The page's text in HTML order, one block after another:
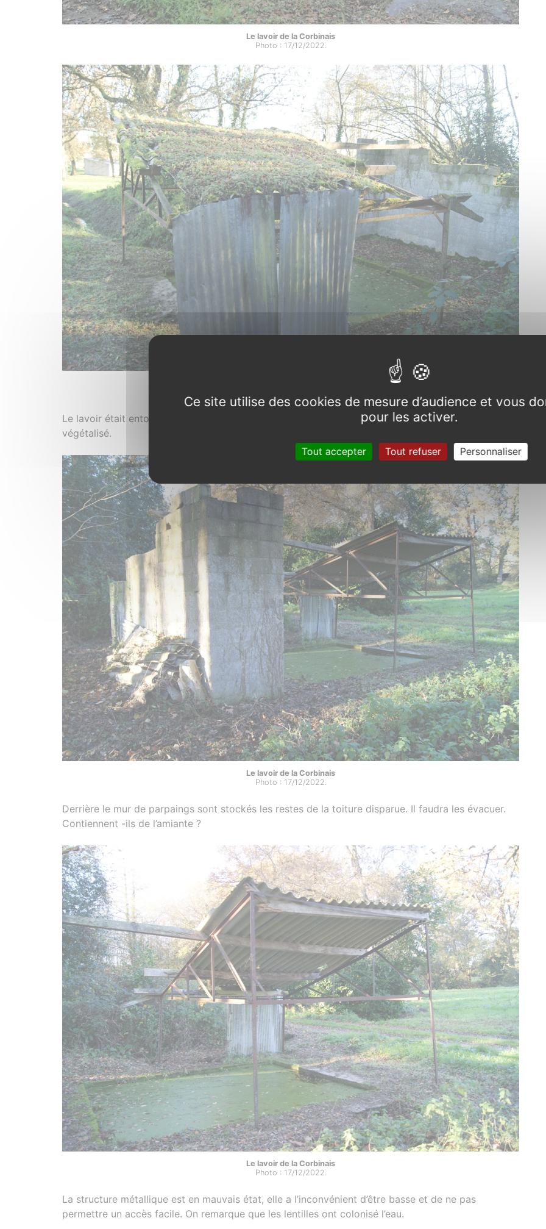
Le lavoir de la Corbinais
Photo : 17/12/2022.
Le lavoir était entouré de tôles pour protéger du vent. Le toit restant s’est naturellement
végétalisé.
Le lavoir de la Corbinais
Photo : 17/12/2022.
Derrière le mur de parpaings sont stockés les restes de la toiture disparue. Il faudra les évacuer.
Contiennent -ils de l’amiante ?
Le lavoir de la Corbinais
Photo : 17/12/2022.
La structure métallique est en mauvais état, elle a l’inconvénient d’être basse et de ne pas
permettre un accès facile. On remarque que les lentilles ont colonisé l’eau.
Ce site utilise des cookies de mesure d’audience et vous
pour les activer.
Tout accepter Tout refuser Personnaliser